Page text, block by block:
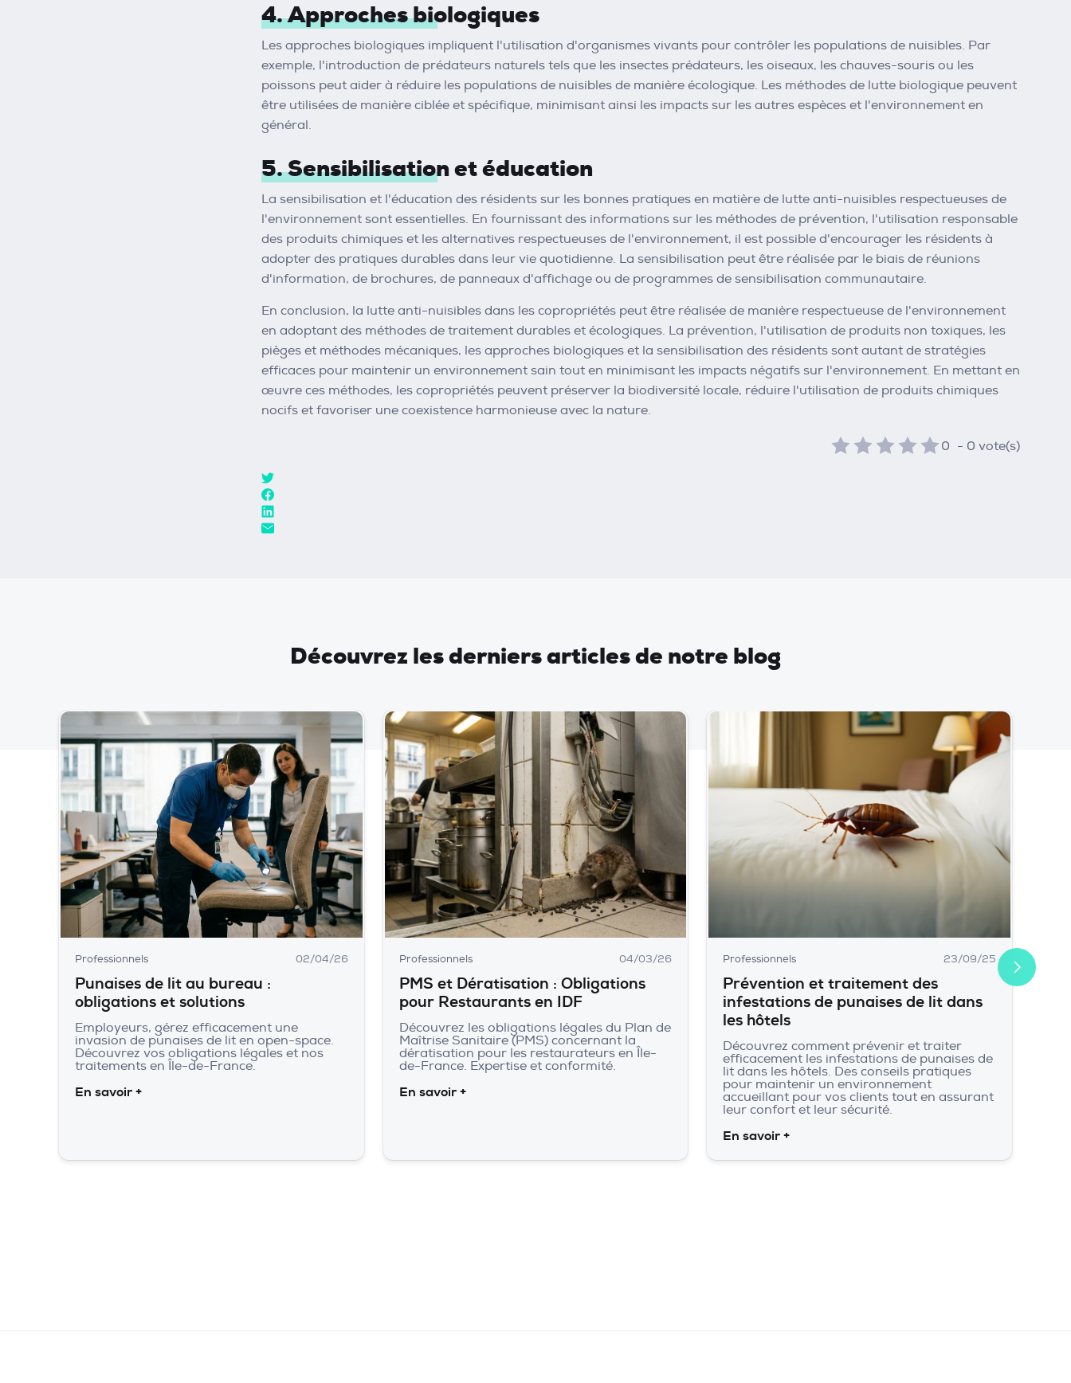
4. Approches biologiques
Les approches biologiques impliquent l'utilisation d'organismes vivants pour contrôler les populations de nuisibles. Par
exemple, l'introduction de prédateurs naturels tels que les insectes prédateurs, les oiseaux, les chauves-souris ou les
poissons peut aider à réduire les populations de nuisibles de manière écologique. Les méthodes de lutte biologique peuvent
être utilisées de manière ciblée et spécifique, minimisant ainsi les impacts sur les autres espèces et l'environnement en
général.
5. Sensibilisation et éducation
La sensibilisation et l'éducation des résidents sur les bonnes pratiques en matière de lutte anti-nuisibles respectueuses de
l'environnement sont essentielles. En fournissant des informations sur les méthodes de prévention, l'utilisation responsable
des produits chimiques et les alternatives respectueuses de l'environnement, il est possible d'encourager les résidents à
adopter des pratiques durables dans leur vie quotidienne. La sensibilisation peut être réalisée par le biais de réunions
d'information, de brochures, de panneaux d'affichage ou de programmes de sensibilisation communautaire.
En conclusion, la lutte anti-nuisibles dans les copropriétés peut être réalisée de manière respectueuse de l'environnement
en adoptant des méthodes de traitement durables et écologiques. La prévention, l'utilisation de produits non toxiques, les
pièges et méthodes mécaniques, les approches biologiques et la sensibilisation des résidents sont autant de stratégies
efficaces pour maintenir un environnement sain tout en minimisant les impacts négatifs sur l'environnement. En mettant en
œuvre ces méthodes, les copropriétés peuvent préserver la biodiversité locale, réduire l'utilisation de produits chimiques
nocifs et favoriser une coexistence harmonieuse avec la nature.
0 - 0 vote(s)
Découvrez les derniers articles de notre blog
Professionnels 02/04/26
Punaises de lit au bureau :
obligations et solutions
Employeurs, gérez efficacement une
invasion de punaises de lit en open-space.
Découvrez vos obligations légales et nos
traitements en Île-de-France.
En savoir +
Professionnels 04/03/26
PMS et Dératisation : Obligations
pour Restaurants en IDF
Découvrez les obligations légales du Plan de
Maîtrise Sanitaire (PMS) concernant la
dératisation pour les restaurateurs en Île-
de-France. Expertise et conformité.
En savoir +
Professionnels 23/09/25
Prévention et traitement des
infestations de punaises de lit dans
les hôtels
Découvrez comment prévenir et traiter
efficacement les infestations de punaises de
lit dans les hôtels. Des conseils pratiques
pour maintenir un environnement
accueillant pour vos clients tout en assurant
leur confort et leur sécurité.
En savoir +